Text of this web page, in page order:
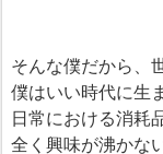
そんな僕だから、
僕はいい時代に生
日常における消耗
全く興味が沸かな